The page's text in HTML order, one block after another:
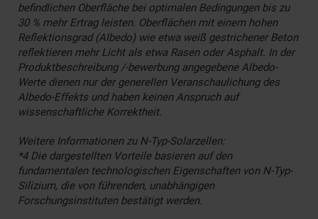
befindlichen Oberfläche bei optimalen Bedingungen bis zu
30 % mehr Ertrag leisten. Oberflächen mit einem hohen
Reflektionsgrad (Albedo) wie etwa weiß gestrichener Beton
reflektieren mehr Licht als etwa Rasen oder Asphalt. In der
Produktbeschreibung /-bewerbung angegebene Albedo-
Werte dienen nur der generellen Veranschaulichung des
Albedo-Effekts und haben keinen Anspruch auf
wissenschaftliche Korrektheit.
Weitere Informationen zu N-Typ-Solarzellen:
*4 Die dargestellten Vorteile basieren auf den
fundamentalen technologischen Eigenschaften von N-Typ-
Silizium, die von führenden, unabhängigen
Forschungsinstituten bestätigt werden.